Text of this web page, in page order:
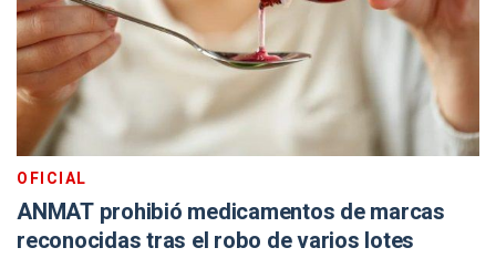
OFICIAL
ANMAT prohibió medicamentos de marcas
reconocidas tras el robo de varios lotes